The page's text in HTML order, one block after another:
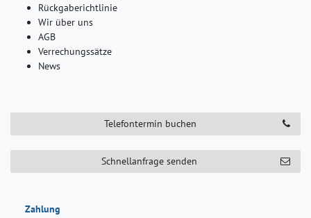
Rückgaberichtlinie
Wir über uns
AGB
Verrechungssätze
News
Telefontermin buchen
Schnellanfrage senden
Zahlung